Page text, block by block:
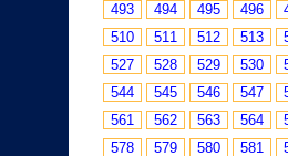
493
494 495 496
510
511 512 513
527
528 529 530
544
545 546 547
561
562 563 564
578
579 580 581